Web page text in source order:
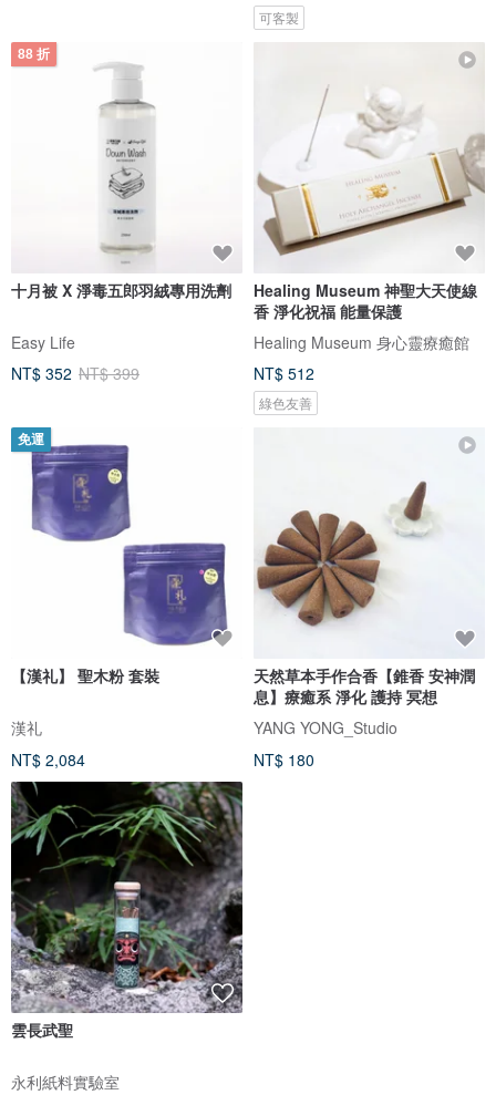
可客製
88 折
十月被 X 淨毒五郎羽絨專用洗劑
Easy Life
NT$ 352 NT$ 399
Healing Museum 神聖大天使線
香 淨化祝福 能量保護
Healing Museum 身心靈療癒館
NT$ 512
綠色友善
免運
【漢礼】 聖木粉 套裝
漢礼
NT$ 2,084
天然草本手作合香【錐香 安神潤
息】療癒系 淨化 護持 冥想
YANG YONG_Studio
NT$ 180
雲長武聖
永利紙料實驗室